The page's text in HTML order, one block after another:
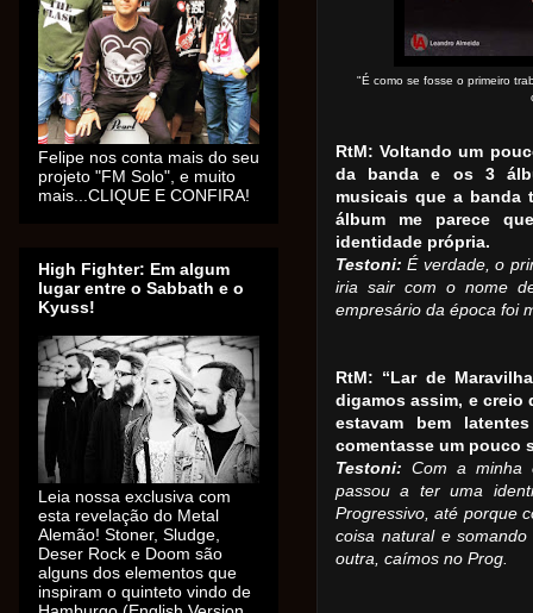
"É como se fosse o primeiro
RtM: Voltando um
da banda e os 3
musicais que a banda
álbum me parece
identidade própria.
Testoni: É verdade, o
iria sair com o nome
empresário da época foi
RtM: “Lar de
digamos assim, e creio
estavam bem
comentasse um pouco
Testoni: Com a minha
passou a ter uma
Progressivo, até porque
coisa natural e
outra, caímos no Prog.
Felipe nos conta mais do seu
projeto "FM Solo", e muito
mais...CLIQUE E CONFIRA!
High Fighter: Em algum
lugar entre o Sabbath e o
Kyuss!
Leia nossa exclusiva com
esta revelação do Metal
Alemão! Stoner, Sludge,
Deser Rock e Doom são
alguns dos elementos que
inspiram o quinteto vindo de